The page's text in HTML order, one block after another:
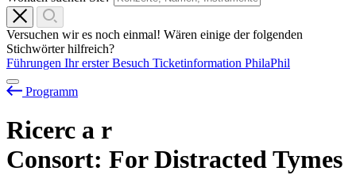
Versuchen wir es noch einmal! Wären einige der folgenden
Stichwörter hilfreich?
Führungen Ihr erster Besuch Ticketinformation PhilaPhil
Programm
Ricerc a r
Consort: For Distracted Tymes